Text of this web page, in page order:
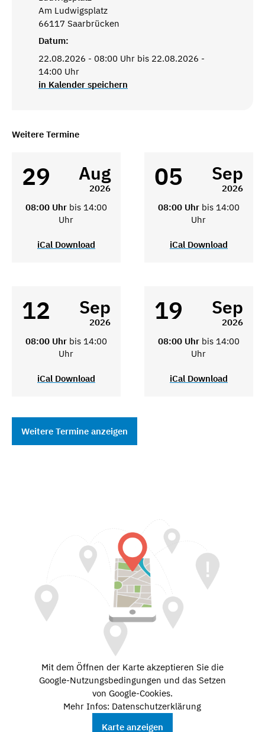
Am Ludwigsplatz
66117 Saarbrücken
Datum:
22.08.2026 - 08:00 Uhr bis 22.08.2026 -
14:00 Uhr
in Kalender speichern
Weitere Termine
29 Aug
2026
08:00 Uhr bis 14:00
Uhr
iCal Download
05 Sep
2026
08:00 Uhr bis 14:00
Uhr
iCal Download
12 Sep
2026
08:00 Uhr bis 14:00
Uhr
iCal Download
19 Sep
2026
08:00 Uhr bis 14:00
Uhr
iCal Download
Weitere Termine anzeigen
Mit dem Öffnen der Karte akzeptieren Sie die
Google-Nutzungsbedingungen und das Setzen
von Google-Cookies.
Mehr Infos: Datenschutzerklärung
Karte anzeigen